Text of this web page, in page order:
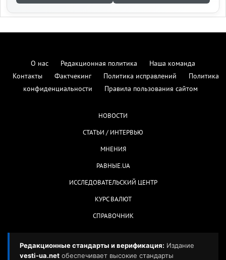
О нас Редакционная политика
Наша команда
Контакты
Фактчекинг Политика исправлений
Политика
конфиденциальности
Правила пользования сайтом
НОВОСТИ
СТАТЬИ / ИНТЕРВЬЮ
МНЕНИЯ
РАВНЫЕ.UA
ИССЛЕДОВАТЕЛЬСКИЙ ЦЕНТР
КУРС ВАЛЮТ
СПРАВОЧНИК
Редакционные стандарты и верификация: Издание
vesti-ua.net обеспечивает высокие стандарты